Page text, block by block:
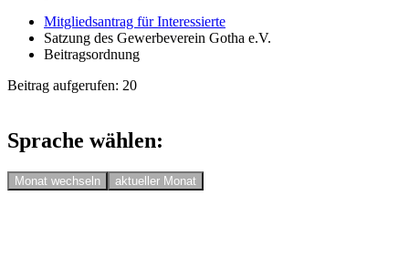
Mitgliedsantrag für Interessierte
Satzung des Gewerbeverein Gotha e.V.
Beitragsordnung
Beitrag aufgerufen: 20
Sprache wählen:
Monat wechseln aktueller Monat